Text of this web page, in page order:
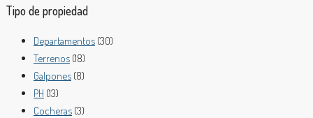
Tipo de propiedad
Departamentos (30)
Terrenos (18)
Galpones (8)
PH (13)
Cocheras (3)